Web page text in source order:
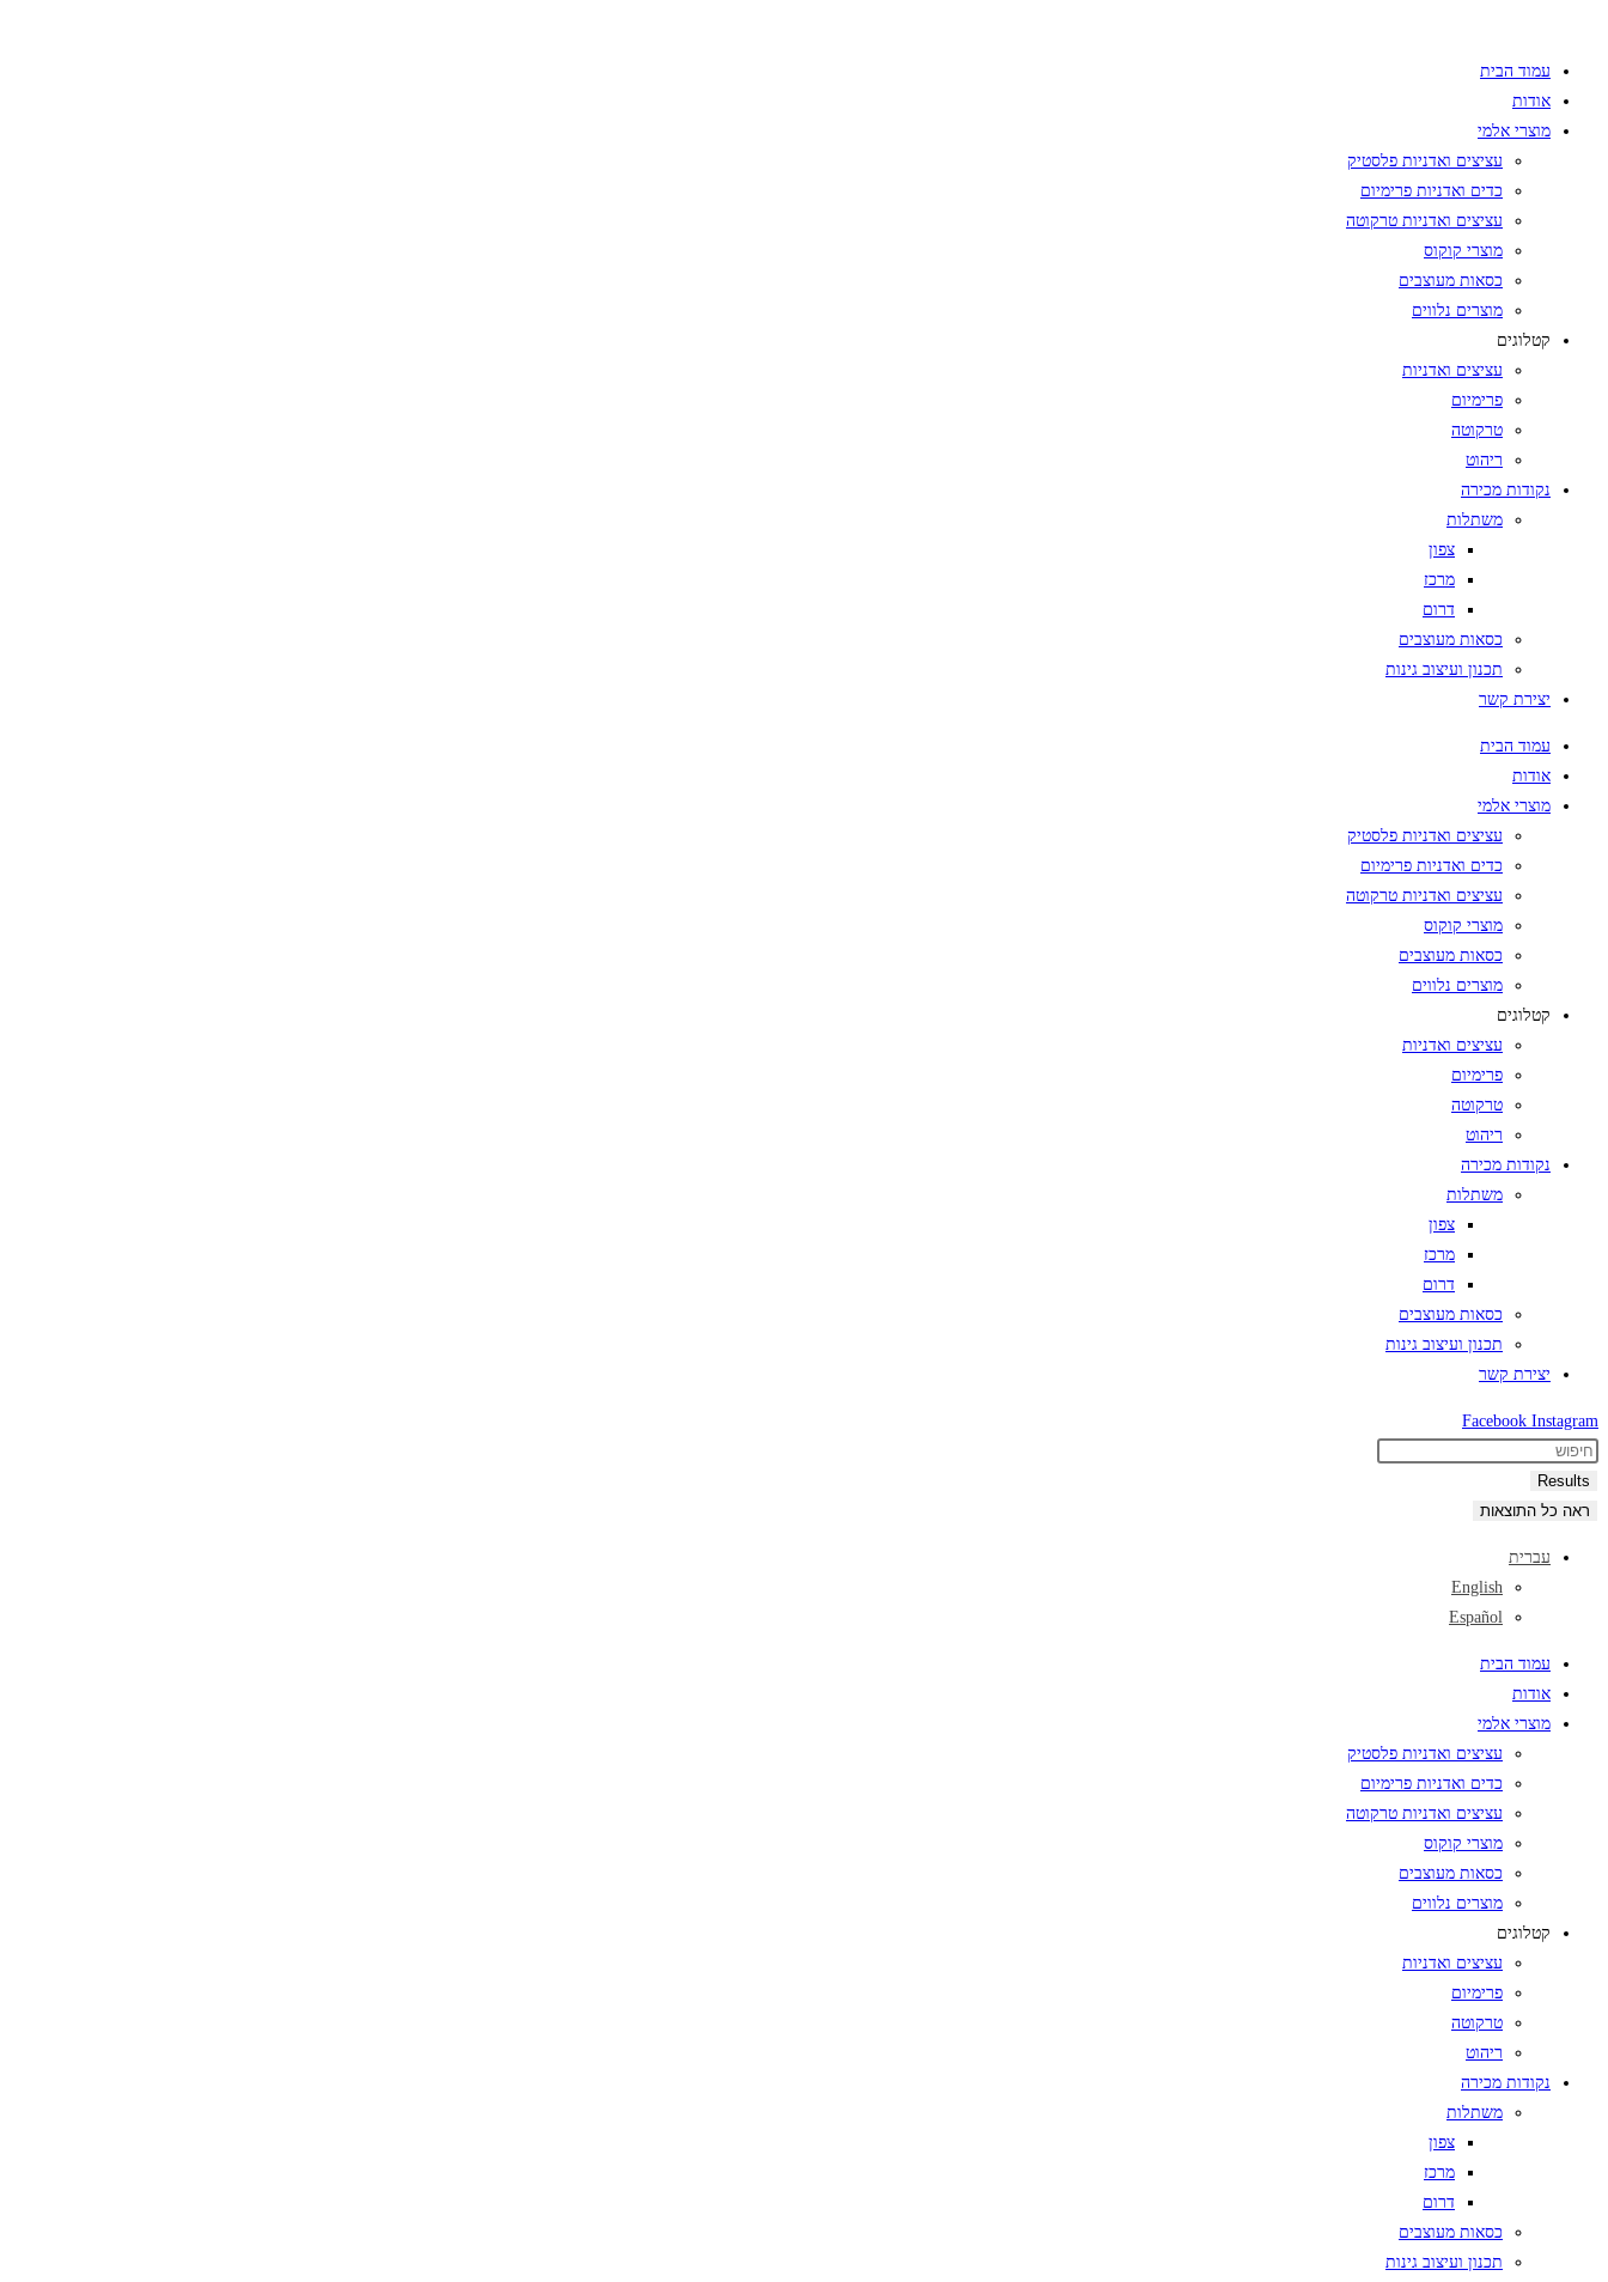
עמוד הבית
אודות
מוצרי אלמי
עציצים ואדניות פלסטיק
כדים ואדניות פרימיום
עציצים ואדניות טרקוטה
מוצרי קוקוס
כסאות מעוצבים
מוצרים נלווים
קטלוגים
עציצים ואדניות
פרימיום
טרקוטה
ריהוט
נקודות מכירה
משתלות
צפון
מרכז
דרום
כסאות מעוצבים
תכנון ועיצוב גינות
יצירת קשר
עמוד הבית
אודות
מוצרי אלמי
עציצים ואדניות פלסטיק
כדים ואדניות פרימיום
עציצים ואדניות טרקוטה
מוצרי קוקוס
כסאות מעוצבים
מוצרים נלווים
קטלוגים
עציצים ואדניות
פרימיום
טרקוטה
ריהוט
נקודות מכירה
משתלות
צפון
מרכז
דרום
כסאות מעוצבים
תכנון ועיצוב גינות
יצירת קשר
Facebook Instagram
Search
...
Results
ראה כל התוצאות
עברית
English
Español
עמוד הבית
אודות
מוצרי אלמי
עציצים ואדניות פלסטיק
כדים ואדניות פרימיום
עציצים ואדניות טרקוטה
מוצרי קוקוס
כסאות מעוצבים
מוצרים נלווים
קטלוגים
עציצים ואדניות
פרימיום
טרקוטה
ריהוט
נקודות מכירה
משתלות
צפון
מרכז
דרום
כסאות מעוצבים
תכנון ועיצוב גינות